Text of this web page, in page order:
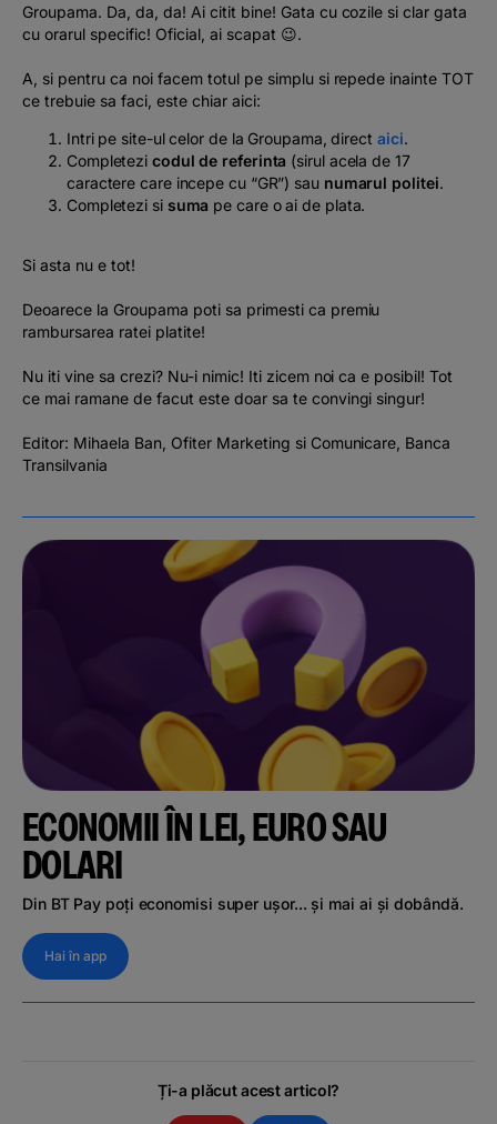
Groupama. Da, da, da! Ai citit bine! Gata cu cozile si clar gata
cu orarul specific! Oficial, ai scapat 😉.
A, si pentru ca noi facem totul pe simplu si repede inainte TOT
ce trebuie sa faci, este chiar aici:
Intri pe site-ul celor de la Groupama, direct aici.
Completezicodul de referinta (sirul acela de 17
caractere care incepe cu “GR”) sau numarul politei.
Completezi si suma pe care o ai de plata.
Si asta nu e tot!
Deoarece la Groupama poti sa primesti ca premiu
rambursarea ratei platite!
Nu iti vine sa crezi? Nu-i nimic! Iti zicem noi ca e posibil! Tot
ce mai ramane de facut este doar sa te convingi singur!
Editor: Mihaela Ban, Ofiter Marketing si Comunicare, Banca
Transilvania
ECONOMII ÎN LEI, EURO SAU
DOLARI
Din BT Pay poți economisi super ușor... și mai ai și dobândă.
Hai în app
Ți-a plăcut acest articol?